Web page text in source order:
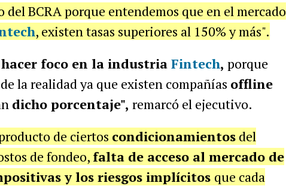
BCRA porque entendemos que en el mercado
, existen tasas superiores al 150% y más".
foco en la industria Fintech, porque
la realidad ya que existen compañías offline
dicho porcentaje", remarcó el ejecutivo.
de ciertos condicionamientosdel
de fondeo, falta de acceso al mercado de
y los riesgos implícitos que cada